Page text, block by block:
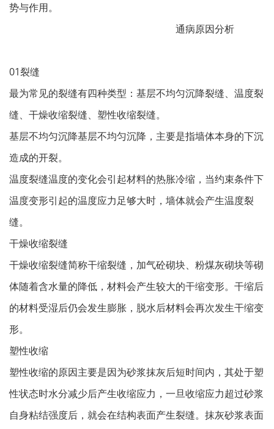
势与作用。
通病原因分析
01裂缝
最为常见的裂缝有四种类型：基层不均匀沉降裂缝、温度裂
缝、干燥收缩裂缝、塑性收缩裂缝。
基层不均匀沉降基层不均匀沉降，主要是指墙体本身的下沉
造成的开裂。
温度裂缝温度的变化会引起材料的热胀冷缩，当约束条件下
温度变形引起的温度应力足够大时，墙体就会产生温度裂
缝。
干燥收缩裂缝
干燥收缩裂缝简称干缩裂缝，加气砼砌块、粉煤灰砌块等砌
体随着含水量的降低，材料会产生较大的干缩变形。干缩后
的材料受湿后仍会发生膨胀，脱水后材料会再次发生干缩变
形。
塑性收缩
塑性收缩的原因主要是因为砂浆抹灰后短时间内，其处于塑
性状态时水分减少后产生收缩应力，一旦收缩应力超过砂浆
自身粘结强度后，就会在结构表面产生裂缝。抹灰砂浆表面